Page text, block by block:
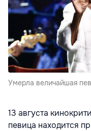
Умерла величайшая
13 августа
певица находится